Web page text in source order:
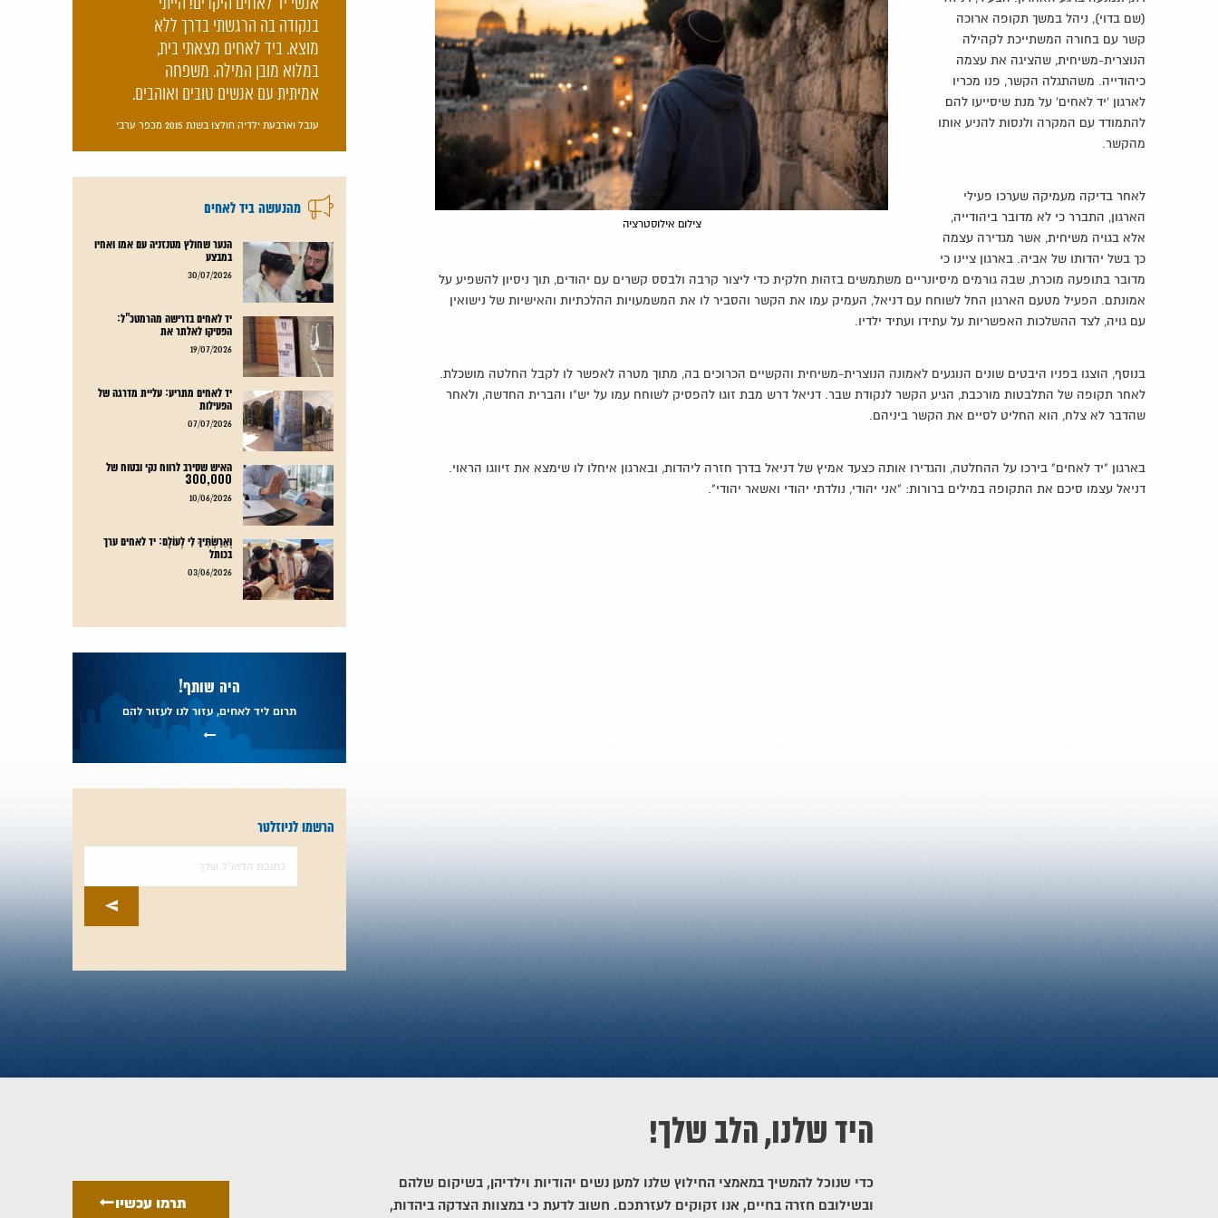
צילום אילוסטרציה
(שם בדוי), ניהל במשך תקופה ארוכה
קשר עם בחורה המשתייכת לקהילה
הנוצרית-משיחית, שהציגה את עצמה
כיהודייה. משהתגלה הקשר, פנו מכריו
לארגון 'יד לאחים' על מנת שיסייעו להם
להתמודד עם המקרה ולנסות להניע אותו
מהקשר.
לאחר בדיקה מעמיקה שערכו פעילי
הארגון, התברר כי לא מדובר ביהודייה,
אלא בגויה משיחית, אשר מגדירה עצמה
כך בשל יהדותו של אביה. בארגון ציינו כי
מדובר בתופעה מוכרת, שבה גורמים מיסיונריים משתמשים בזהות חלקית כדי ליצור קרבה ולבסס קשרים עם יהודים, תוך ניסיון להשפיע על
אמונתם. הפעיל מטעם הארגון החל לשוחח עם דניאל, העמיק עמו את הקשר והסביר לו את המשמעויות ההלכתיות והאישיות של נישואין
עם גויה, לצד ההשלכות האפשריות על עתידו ועתיד ילדיו.
בנוסף, הוצגו בפניו היבטים שונים הנוגעים לאמונה הנוצרית-משיחית והקשיים הכרוכים בה, מתוך מטרה לאפשר לו לקבל החלטה מושכלת.
לאחר תקופה של התלבטות מורכבת, הגיע הקשר לנקודת שבר. דניאל דרש מבת זוגו להפסיק לשוחח עמו על יש"ו והברית החדשה, ולאחר
שהדבר לא צלח, הוא החליט לסיים את הקשר ביניהם.
בארגון "יד לאחים" בירכו על ההחלטה, והגדירו אותה כצעד אמיץ של דניאל בדרך חזרה ליהדות, ובארגון איחלו לו שימצא את זיווגו הראוי.
דניאל עצמו סיכם את התקופה במילים ברורות: "אני יהודי, נולדתי יהודי ואשאר יהודי".
בנקודה בה הרגשתי בדרך ללא
מוצא. ביד לאחים מצאתי בית,
במלוא מובן המילה. משפחה
אמיתית עם אנשים טובים ואוהבים.
ענבל וארבעת ילדיה חולצו בשנת 2015 מכפר ערבי
מהנעשה ביד לאחים
הנער שחולץ מטנזניה עם אמו ואחיו
במבצע
30/07/2026
יד לאחים בדרישה מהרמטכ"ל:
הפסיקו לאלתר את
19/07/2026
יד לאחים מתריע: עליית מדרגה של
הפעילות
07/07/2026
האיש שסירב לרווח נקי ובטוח של
300,000
10/06/2026
וְאֵרַשְׂתִּיךְ לִי לְעוֹלָם: יד לאחים ערך
בכותל
03/06/2026
היה שותף!
תרום ליד לאחים, עזור לנו לעזור להם
הרשמו לניוזלטר
היד שלנו, הלב שלך!
כדי שנוכל להמשיך במאמצי החילוץ שלנו למען נשים יהודיות וילדיהן, בשיקום שלהם
ובשילובם חזרה בחיים, אנו זקוקים לעזרתכם. חשוב לדעת כי במצוות הצדקה ביהדות,
תרמו עכשיו